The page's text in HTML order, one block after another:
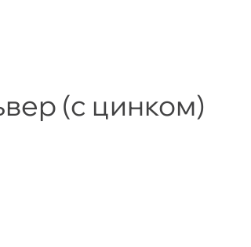
(с цинком)